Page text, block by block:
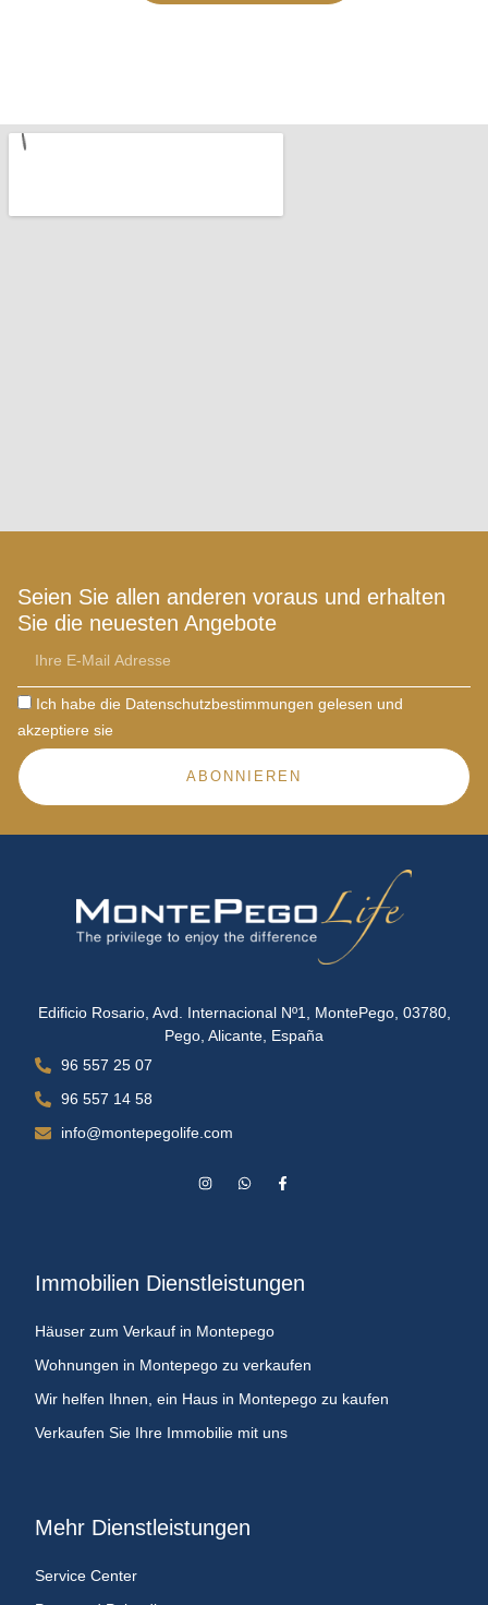
Seien Sie allen anderen voraus und erhalten
Sie die neuesten Angebote
Ich habe die Datenschutzbestimmungen gelesen und
akzeptiere sie
ABONNIEREN
Edificio Rosario, Avd. Internacional Nº1, MontePego, 03780,
Pego, Alicante, España
96 557 25 07
96 557 14 58
info@montepegolife.com
Immobilien Dienstleistungen
Häuser zum Verkauf in Montepego
Wohnungen in Montepego zu verkaufen
Wir helfen Ihnen, ein Haus in Montepego zu kaufen
Verkaufen Sie Ihre Immobilie mit uns
Mehr Dienstleistungen
Service Center